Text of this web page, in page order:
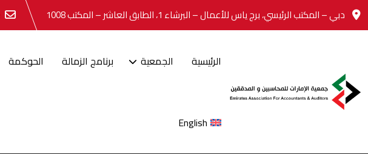
Skip دبي – المكتب الرئيسي، برج ياس للأعمال – البرشاء 1، الطابق العاشر – المكتب 1008
الرئيسية الجمعية برنامج الزمالة الحوكمة
English